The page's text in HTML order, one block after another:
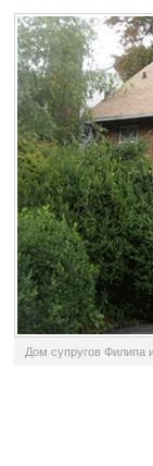
Дом супругов Филипа